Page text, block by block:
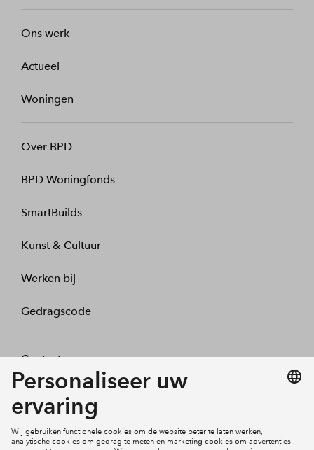
Ons werk
Actueel
Woningen
Over BPD
BPD Woningfonds
SmartBuilds
Kunst & Cultuur
Werken bij
Gedragscode
Contact
Mijn profiel